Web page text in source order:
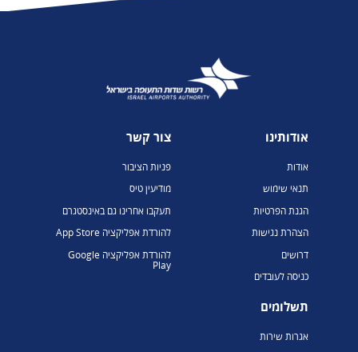
אודותינו
אודות
תנאי שימוש
הגנת הפרטיות
הצהרת נגישות
דרושים
כניסה לעובדים
תשלומים
אגרות שירות
צור קשר
פניות הציבור
מודיעין טיס
תעקבו אחרינו גם באינסטגרם
להורדת אפליקציה App Store
להורדת אפליקציה Google
Play